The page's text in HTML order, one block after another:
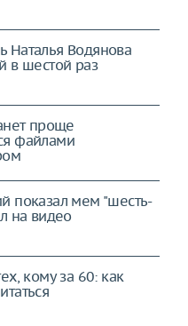
Наталья Водянова
в шестой раз
проще
файлами
показал мем "шесть-
на видео
кому за 60: как